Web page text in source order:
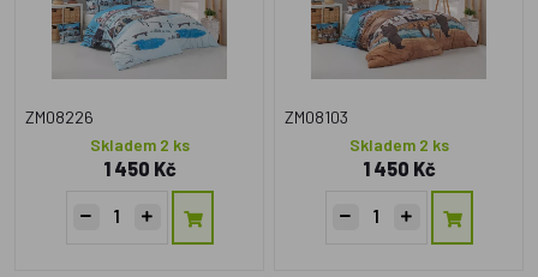
ZM08226
Skladem 2 ks
1 450 Kč
ZM08103
Skladem 2 ks
1 450 Kč